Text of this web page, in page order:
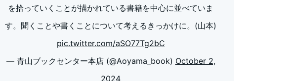
を拾っていくことが描かれている書籍を中心に並べていま
す。聞くことや書くことについて考えるきっかけに。(山本)
pic.twitter.com/aSO77Tg2bC
— 青山ブックセンター本店 (@Aoyama_book) October 2,
2024